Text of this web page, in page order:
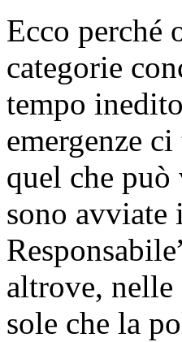
Ecco perché
categorie
tempo
emergenze
quel che
sono avviate
altrove,
sole che la